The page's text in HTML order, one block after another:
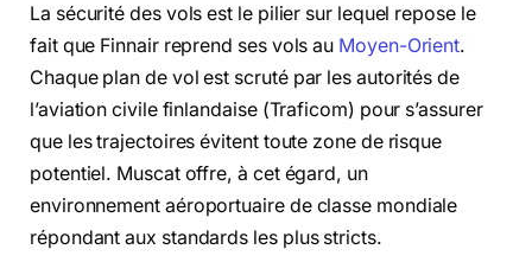
La sécurité des vols est le pilier sur lequel repose le
fait que Finnair reprend ses vols au Moyen-Orient.
Chaque plan de vol est scruté par les autorités de
l’aviation civile finlandaise (Traficom) pour s’assurer
que les trajectoires évitent toute zone de risque
potentiel. Muscat offre, à cet égard, un
environnement aéroportuaire de classe mondiale
répondant aux standards les plus stricts.